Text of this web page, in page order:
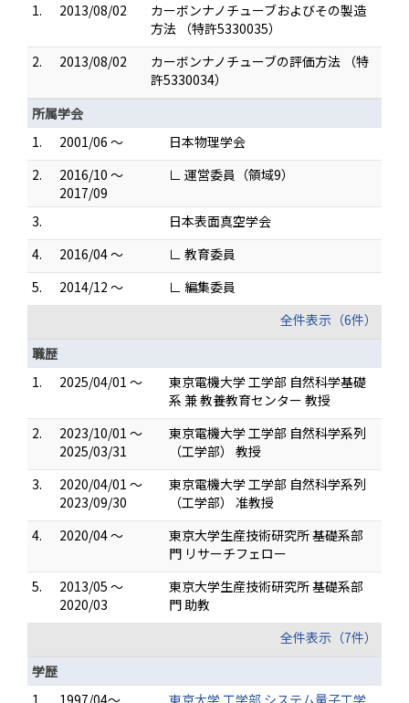
1.
2013/08/02
カーボンナノチューブおよびその製造
方法 （特許5330035）
2.
2013/08/02
カーボンナノチューブの評価方法 （特
許5330034）
所属学会
1.
2001/06 ～
日本物理学会
2.
2016/10 ～
2017/09
∟ 運営委員（領域9）
3.
日本表面真空学会
4.
2016/04 ～
∟ 教育委員
5.
2014/12 ～
∟ 編集委員
全件表示（6件）
職歴
1.
2025/04/01 ～
東京電機大学 工学部 自然科学基礎
系 兼 教養教育センター 教授
2.
2023/10/01 ～
2025/03/31
東京電機大学 工学部 自然科学系列
（工学部） 教授
3.
2020/04/01 ～
2023/09/30
東京電機大学 工学部 自然科学系列
（工学部） 准教授
4.
2020/04 ～
東京大学生産技術研究所 基礎系部
門 リサーチフェロー
5.
2013/05 ～
2020/03
東京大学生産技術研究所 基礎系部
門 助教
全件表示（7件）
学歴
1.
1997/04～
東京大学 工学部 システム量子工学